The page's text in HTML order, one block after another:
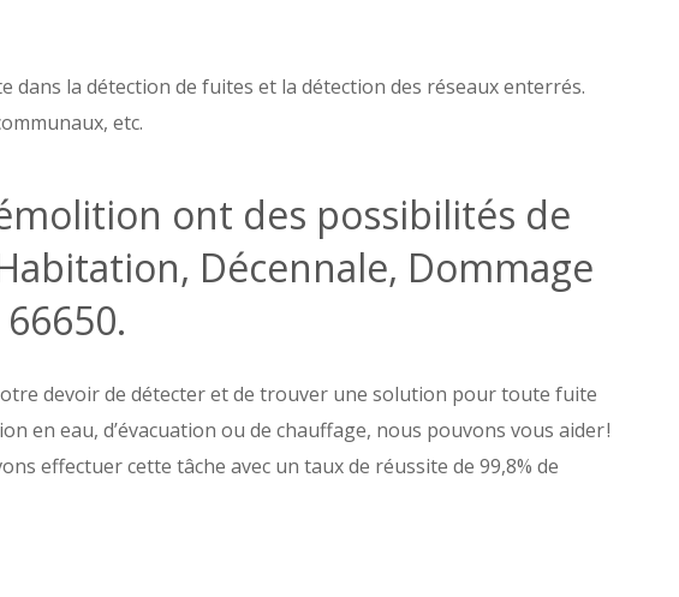
la détection de fuites et la détection des réseaux enterrés.
etc.
ont des possibilités de
Décennale, Dommage
devoir de détecter et de trouver une solution pour toute fuite
en eau, d’évacuation ou de chauffage, nous pouvons vous aider !
effectuer cette tâche avec un taux de réussite de 99,8% de